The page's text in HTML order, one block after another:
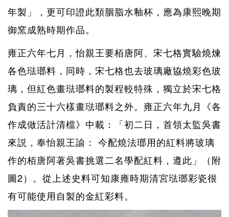
年製」，更可印證此類胭脂水釉杯，應為康熙晚期
御窯成熟時期作品。
雍正六年七月，怡親王要栢唐阿、宋七格實驗燒煉
各色琺瑯料，同時，宋七格也去玻璃廠協燒彩色玻
璃，但紅色畫琺瑯料的製程較特殊，獨立於宋七格
負責的三十六樣畫琺瑯料之外。雍正六年九月《各
作成做活計清檔》中載：「初二日，首領太監吳書
來説，奉怡親王諭： 今配燒法瑯用的紅料將玻璃
作的栢唐阿著吳書挑選二名學配紅料，遵此」（附
圖2）。從上述史料可知康雍時期清宮琺瑯彩瓷很
有可能使用自製的金紅彩料。